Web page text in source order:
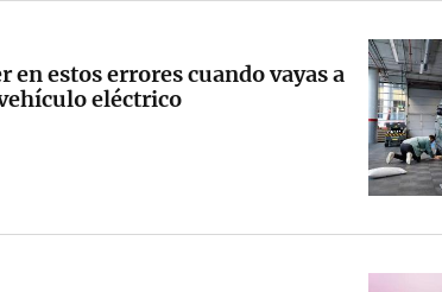
en estos errores cuando vayas a
eléctrico